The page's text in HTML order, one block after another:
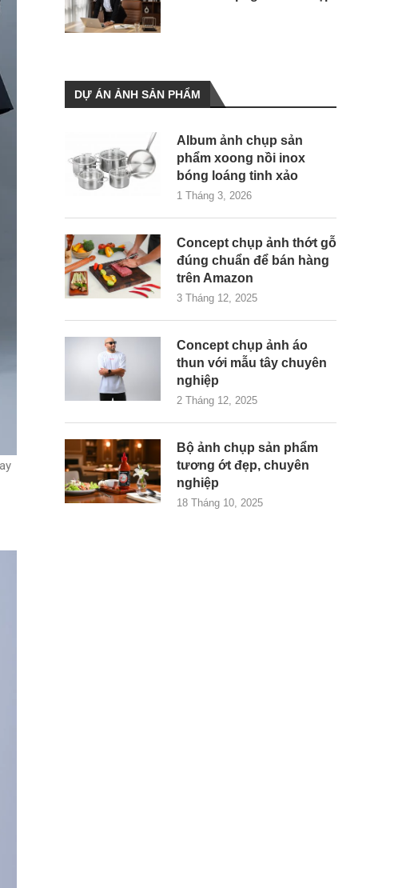
DỰ ÁN ẢNH SẢN PHẨM
Album ảnh chụp sản
phẩm xoong nồi inox
bóng loáng tinh xảo
1 Tháng 3, 2026
Concept chụp ảnh thớt gỗ
đúng chuẩn để bán hàng
trên Amazon
3 Tháng 12, 2025
Concept chụp ảnh áo
thun với mẫu tây chuyên
nghiệp
2 Tháng 12, 2025
Bộ ảnh chụp sản phẩm
tương ớt đẹp, chuyên
nghiệp
18 Tháng 10, 2025